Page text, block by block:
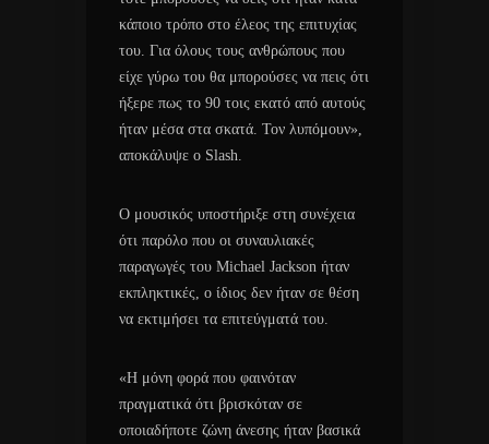
κάποιο τρόπο στο έλεος της επιτυχίας
του. Για όλους τους ανθρώπους που
είχε γύρω του θα μπορούσες να πεις ότι
ήξερε πως το 90 τοις εκατό από αυτούς
ήταν μέσα στα σκατά. Τον λυπόμουν»,
αποκάλυψε ο Slash.
Ο μουσικός υποστήριξε στη συνέχεια
ότι παρόλο που οι συναυλιακές
παραγωγές του Michael Jackson ήταν
εκπληκτικές, ο ίδιος δεν ήταν σε θέση
να εκτιμήσει τα επιτεύγματά του.
«Η μόνη φορά που φαινόταν
πραγματικά ότι βρισκόταν σε
οποιαδήποτε ζώνη άνεσης ήταν βασικά